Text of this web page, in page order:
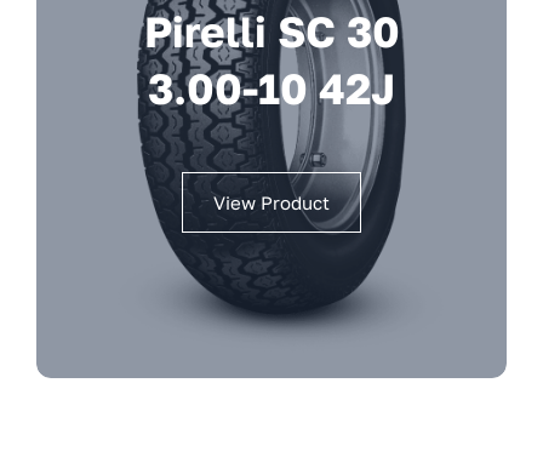
Pirelli SC 30
3.00-10 42J
View Product